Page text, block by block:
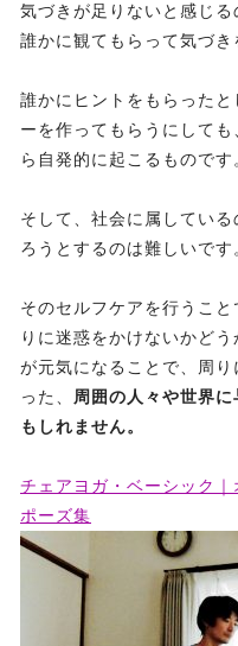
気づきが足りないと感じる
誰かに観てもらって気づき
誰かにヒントをもらった
ーを作ってもらうにして
ら自発的に起こるものです
そして、社会に属してい
ろうとするのは難しいです
そのセルフケアを行うこ
りに迷惑をかけないかど
が元気になることで、周
った、 周囲の人々や世界
もしれません。
チェアヨガ・ベーシック
ポーズ集